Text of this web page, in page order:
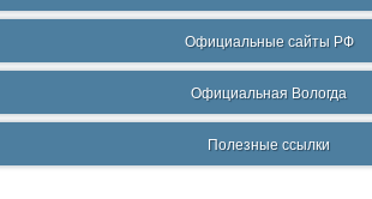
Официальные сайты РФ
Официальная Вологда
Полезные ссылки